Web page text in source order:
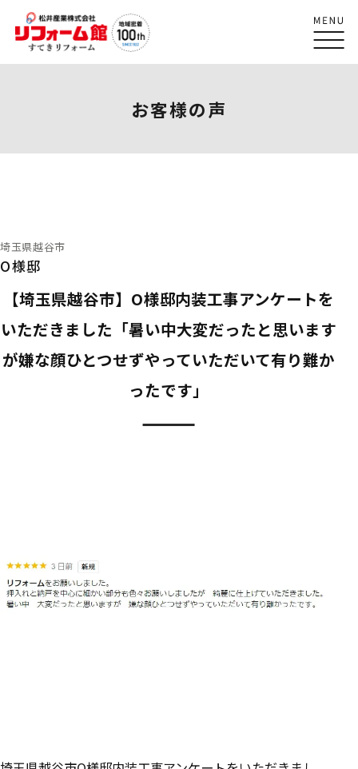
お客様の声
埼玉県越谷市
O様邸
【埼玉県越谷市】O様邸内装工事アンケートを
いただきました「暑い中大変だったと思います
が嫌な顔ひとつせずやっていただいて有り難か
ったです」